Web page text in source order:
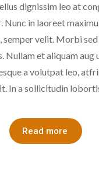
dignissim leo at
in laoreet
semper velit. Morbi
Nullam et aliquam aug
a volutpat leo,
In a sollicitudin
Read more